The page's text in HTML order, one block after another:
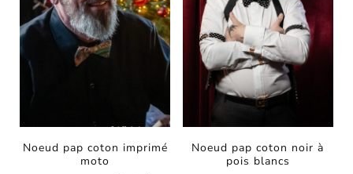
Noeud pap coton imprimé
moto
Noeud pap coton noir à
pois blancs